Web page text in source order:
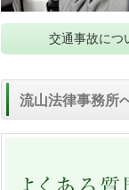
交通事故につ
流山法律事務所